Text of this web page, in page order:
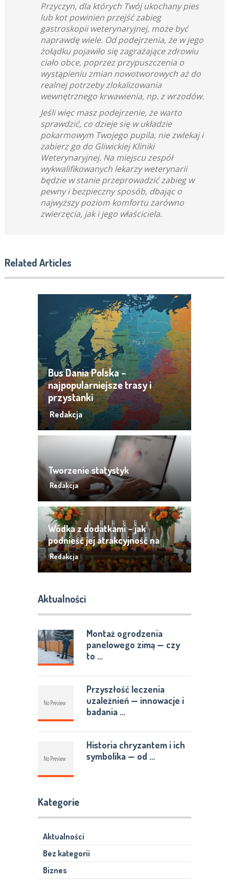
Przyczyn, dla których Twój ukochany pies
lub kot powinien przejść zabieg
gastroskopii weterynaryjnej, może być
naprawdę wiele. Od podejrzenia, że w jego
żołądku pojawiło się zagrażające zdrowiu
ciało obce, poprzez przypuszczenia o
wystąpieniu zmian nowotworowych aż do
realnej potrzeby zlokalizowania
wewnętrznego krwawienia, np. z wrzodów.
Jeśli więc masz podejrzenie, że warto
sprawdzić, co dzieje się w układzie
pokarmowym Twojego pupila, nie zwlekaj i
zabierz go do Gliwickiej Kliniki
Weterynaryjnej. Na miejscu zespół
wykwalifikowanych lekarzy weterynarii
będzie w stanie przeprowadzić zabieg w
pewny i bezpieczny sposób, dbając o
najwyższy poziom komfortu zarówno
zwierzęcia, jak i jego właściciela.
Related Articles
Bus Dania Polska –
najpopularniejsze trasy i
przystanki
Redakcja
Tworzenie statystyk
Redakcja
Wódka z dodatkami – jak
podnieść jej atrakcyjność na
weselu?
Redakcja
Aktualności
Montaż ogrodzenia
panelowego zimą — czy
to …
Przyszłość leczenia
uzależnień — innowacje i
badania …
Historia chryzantem i ich
symbolika — od …
Kategorie
Aktualności
Bez kategorii
Biznes